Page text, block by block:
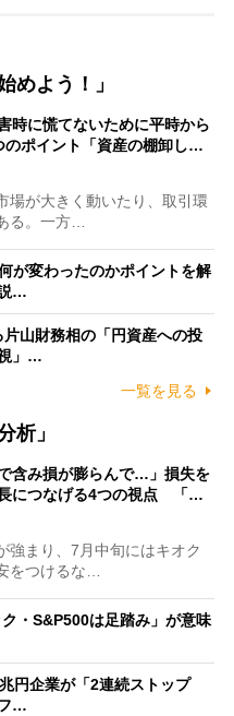
めよう！」
時に慌てないために平時から
のポイント「資産の棚卸し…
が大きく動いたり、取引環
る。一方…
が変わったのかポイントを解
…
片山財務相の「円資産への投
」…
一覧を見る
析」
含み損が膨らんで…」損失を
につなげる4つの視点 「…
まり、7月中旬にはキオク
をつけるな…
・S&P500は足踏み」が意味
円企業が「2連続ストップ
…